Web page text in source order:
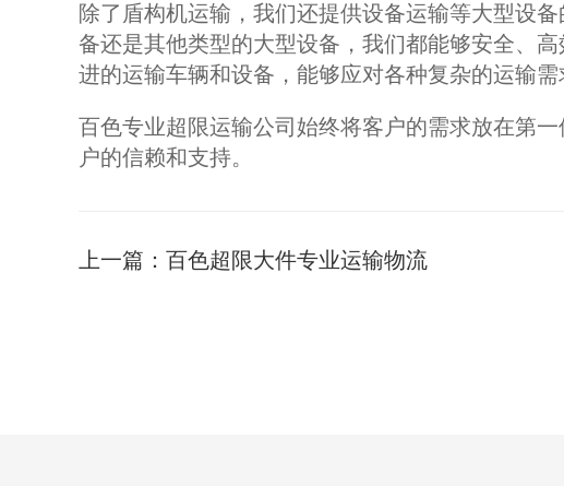
除了盾构机运输，我们还提供设备运输等大型设
备还是其他类型的大型设备，我们都能够安全、
进的运输车辆和设备，能够应对各种复杂的运输需
百色专业超限运输公司始终将客户的需求放在第
户的信赖和支持。
上一篇： 百色超限大件专业运输物流